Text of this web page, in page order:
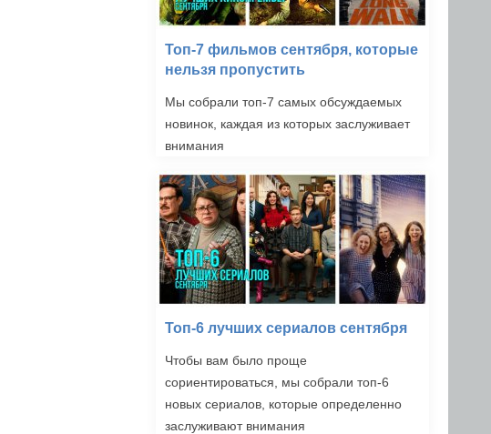
Топ-7 фильмов сентября, которые
нельзя пропустить
Мы собрали топ-7 самых обсуждаемых
новинок, каждая из которых заслуживает
внимания
Топ-6 лучших сериалов сентября
Чтобы вам было проще
сориентироваться, мы собрали топ-6
новых сериалов, которые определенно
заслуживают внимания